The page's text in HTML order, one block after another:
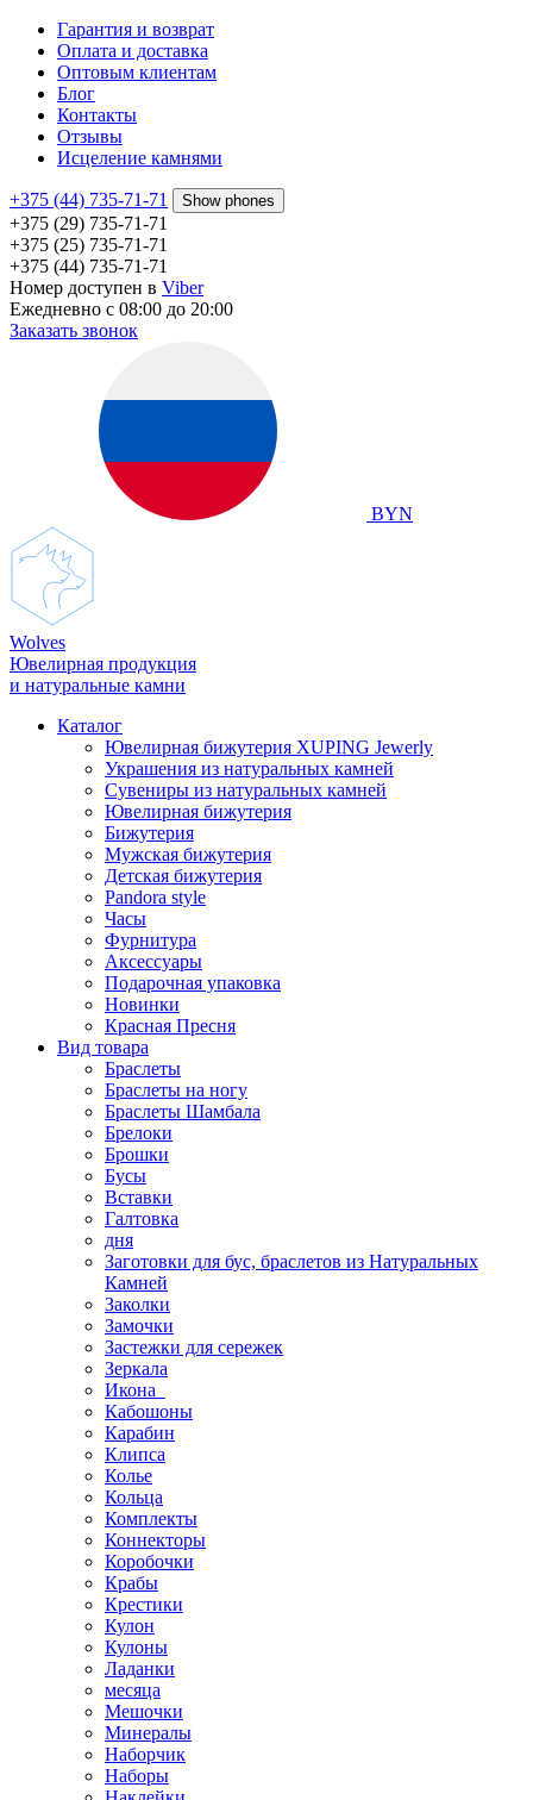
Гарантия и возврат
Оплата и доставка
Оптовым клиентам
Блог
Контакты
Отзывы
Исцеление камнями
+375 (44) 735-71-71 Show phones
+375 (29) 735-71-71
+375 (25) 735-71-71
+375 (44) 735-71-71
Номер доступен в Viber
Ежедневно с 08:00 до 20:00
Заказать звонок
BYN
Wolves
Ювелирная продукция
и натуральные камни
Каталог
Ювелирная бижутерия XUPING Jewerly
Украшения из натуральных камней
Сувениры из натуральных камней
Ювелирная бижутерия
Бижутерия
Мужская бижутерия
Детская бижутерия
Pandora style
Часы
Фурнитура
Аксеcсуары
Подарочная упаковка
Новинки
Красная Пресня
Вид товара
Браслеты
Браслеты на ногу
Браслеты Шамбала
Брелоки
Брошки
Бусы
Вставки
Галтовка
дня
Заготовки для бус, браслетов из Натуральных
Камней
Заколки
Замочки
Застежки для сережек
Зеркала
Икона
Кабошоны
Карабин
Клипса
Колье
Кольца
Комплекты
Коннекторы
Коробочки
Крабы
Крестики
Кулон
Кулоны
Ладанки
месяца
Мешочки
Минералы
Наборчик
Наборы